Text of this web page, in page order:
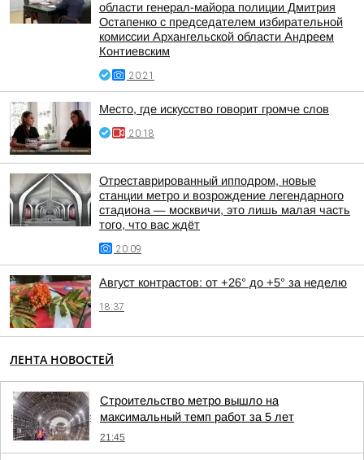
области генерал-майора полиции Дмитрия
Остапенко с председателем избирательной
комиссии Архангельской области Андреем
Контиевским
20:21
Место, где искусство говорит громче слов
20:18
Отреставрированный ипподром, новые
станции метро и возрождение легендарного
стадиона — москвичи, это лишь малая часть
того, что вас ждёт
20:09
Август контрастов: от +26° до +5° за неделю
18:37
ЛЕНТА НОВОСТЕЙ
Строительство метро вышло на
максимальный темп работ за 5 лет
21:45